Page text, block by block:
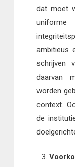
dat moet
ambitieus
schrijven
daarvan
worden
context.
de